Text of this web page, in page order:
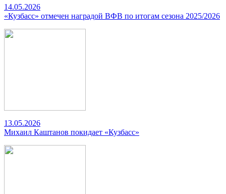
14.05.2026
«Кузбасс» отмечен наградой ВФВ по итогам сезона 2025/2026
13.05.2026
Михаил Каштанов покидает «Кузбасс»